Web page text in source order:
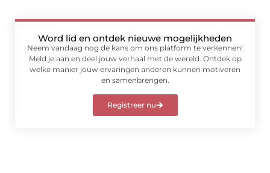
Word lid en ontdek nieuwe mogelijkheden
Neem vandaag nog de kans om ons platform te verkennen!
Meld je aan en deel jouw verhaal met de wereld. Ontdek op
welke manier jouw ervaringen anderen kunnen motiveren
en samenbrengen.
Registreer nu